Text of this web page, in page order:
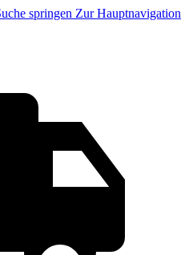
springen Zur Hauptnavigation